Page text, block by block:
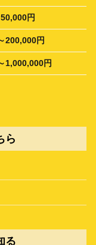
円
200,000円
1,000,000円
ら
る